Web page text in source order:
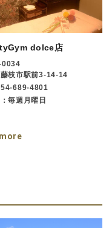
dolce店
0034
枝市駅前3-14-14
689-4801
毎週月曜日